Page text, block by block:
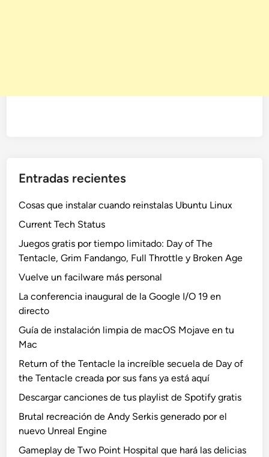
Entradas recientes
Cosas que instalar cuando reinstalas Ubuntu Linux
Current Tech Status
Juegos gratis por tiempo limitado: Day of The
Tentacle, Grim Fandango, Full Throttle y Broken Age
Vuelve un facilware más personal
La conferencia inaugural de la Google I/O 19 en
directo
Guía de instalación limpia de macOS Mojave en tu
Mac
Return of the Tentacle la increíble secuela de Day of
the Tentacle creada por sus fans ya está aquí
Descargar canciones de tus playlist de Spotify gratis
Brutal recreación de Andy Serkis generado por el
nuevo Unreal Engine
Gameplay de Two Point Hospital que hará las delicias